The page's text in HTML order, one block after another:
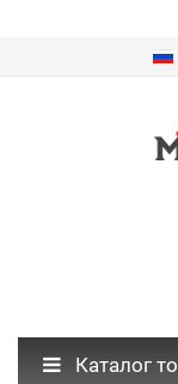
Каталог